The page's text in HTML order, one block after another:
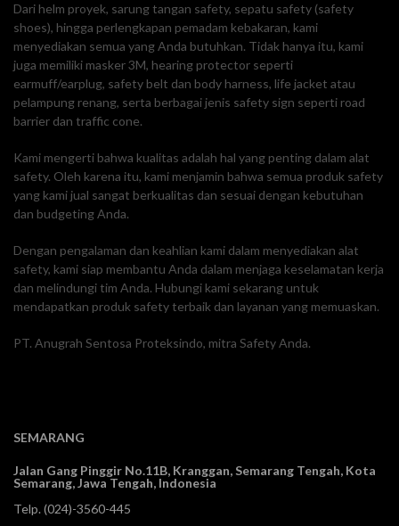
Dari helm proyek, sarung tangan safety, sepatu safety (safety
shoes), hingga perlengkapan pemadam kebakaran, kami
menyediakan semua yang Anda butuhkan. Tidak hanya itu, kami
juga memiliki masker 3M, hearing protector seperti
earmuff/earplug, safety belt dan body harness, life jacket atau
pelampung renang, serta berbagai jenis safety sign seperti road
barrier dan traffic cone.
Kami mengerti bahwa kualitas adalah hal yang penting dalam alat
safety. Oleh karena itu, kami menjamin bahwa semua produk safety
yang kami jual sangat berkualitas dan sesuai dengan kebutuhan
dan budgeting Anda.
Dengan pengalaman dan keahlian kami dalam menyediakan alat
safety, kami siap membantu Anda dalam menjaga keselamatan kerja
dan melindungi tim Anda. Hubungi kami sekarang untuk
mendapatkan produk safety terbaik dan layanan yang memuaskan.
PT. Anugrah Sentosa Proteksindo, mitra Safety Anda.
SEMARANG
Jalan Gang Pinggir No.11B, Kranggan,Semarang Tengah, Kota
Semarang, Jawa Tengah, Indonesia
Telp. (024)-3560-445